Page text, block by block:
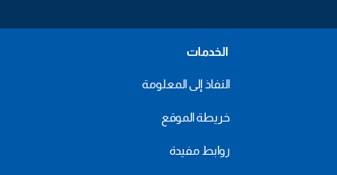
الخدمات
النفاذ إلى المعلومة
خريطة الموقع
روابط مفيدة